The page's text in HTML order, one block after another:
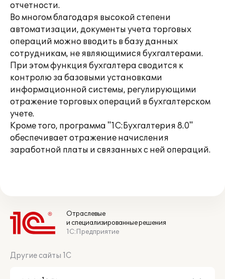
отчетности.
Во многом благодаря высокой степени
автоматизации, документы учета торговых
операций можно вводить в базу данных
сотрудникам, не являющимися бухгалтерами.
При этом функция бухгалтера сводится к
контролю за базовыми установками
информационной системы, регулирующими
отражение торговых операций в бухгалтерском
учете.
Кроме того, программа "1С:Бухгалтерия 8.0"
обеспечивает отражение начисления
заработной платы и связанных с ней операций.
Отраслевые
и специализированные решения
1С:Предприятие
Другие сайты 1С